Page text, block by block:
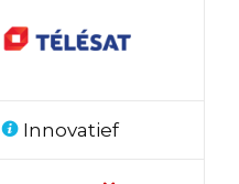
Innovatief